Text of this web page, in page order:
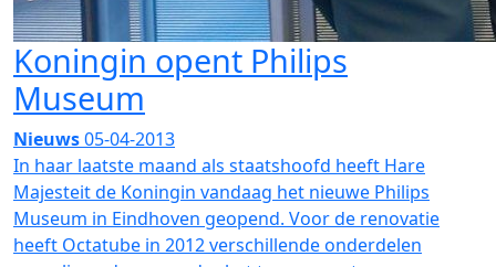
Koningin opent Philips
Museum
Nieuws05-04-2013
In haar laatste maand als staatshoofd heeft Hare
Majesteit de Koningin vandaag het nieuwe Philips
Museum in Eindhoven geopend. Voor de renovatie
heeft Octatube in 2012 verschillende onderdelen